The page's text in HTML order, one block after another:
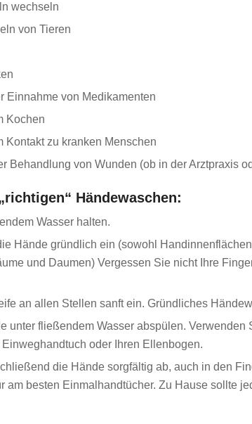
wechseln
von Tieren
Einnahme von Medikamenten
Kochen
Kontakt zu kranken Menschen
Behandlung von Wunden (ob in der Arztpraxis
Händewaschen:
Wasser halten.
Hände gründlich ein (sowohl
und Daumen) Vergessen Sie nicht Ihre
an allen Stellen sanft ein. Gründliches
unter fließendem Wasser abspülen.
oder Ihren Ellenbogen.
die Hände sorgfältig ab, auch in den
am besten Einmalhandtücher. Zu Hause sollte